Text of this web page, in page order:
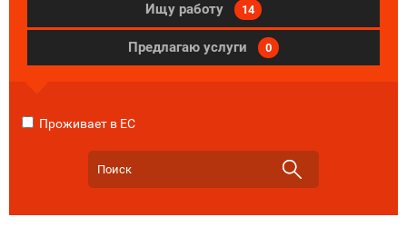
Ищу работу 14
Предлагаю услуги 0
Проживает в ЕС